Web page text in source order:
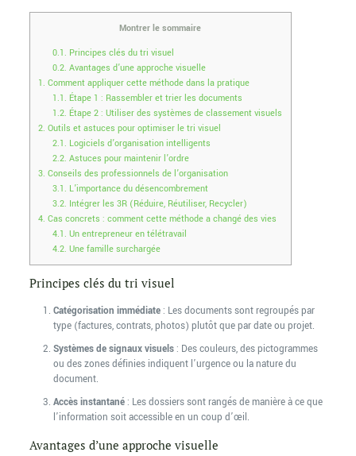
Montrer le sommaire
0.1. Principes clés du tri visuel
0.2. Avantages d’une approche visuelle
1. Comment appliquer cette méthode dans la pratique
1.1. Étape 1 : Rassembler et trier les documents
1.2. Étape 2 : Utiliser des systèmes de classement visuels
2. Outils et astuces pour optimiser le tri visuel
2.1. Logiciels d’organisation intelligents
2.2. Astuces pour maintenir l’ordre
3. Conseils des professionnels de l’organisation
3.1. L’importance du désencombrement
3.2. Intégrer les 3R (Réduire, Réutiliser, Recycler)
4. Cas concrets : comment cette méthode a changé des vies
4.1. Un entrepreneur en télétravail
4.2. Une famille surchargée
Principes clés du tri visuel
Catégorisation immédiate: Les documents sont regroupés par
type (factures, contrats, photos) plutôt que par date ou projet.
Systèmes de signaux visuels: Des couleurs, des pictogrammes
ou des zones définies indiquent l’urgence ou la nature du
document.
Accès instantané: Les dossiers sont rangés de manière à ce que
l’information soit accessible en un coup d’œil.
Avantages d’une approche visuelle